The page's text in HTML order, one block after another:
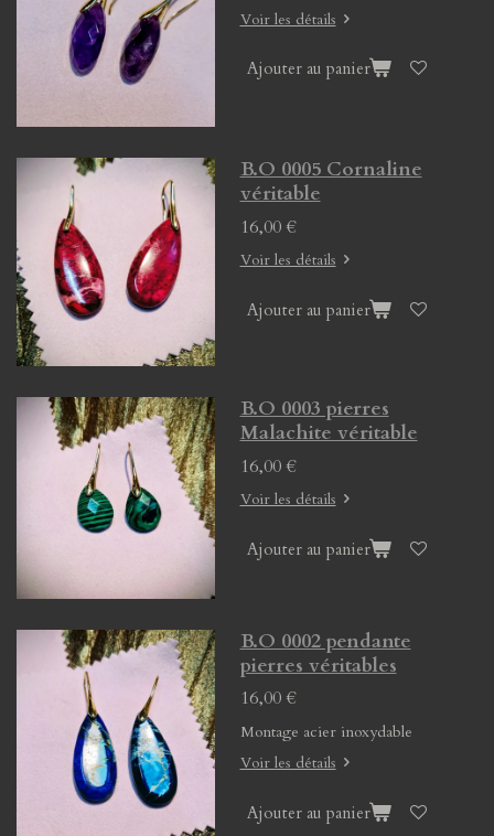
Voir les détails
Ajouter au panier
B.O 0005 Cornaline
véritable
16,00 €
Voir les détails
Ajouter au panier
B.O 0003 pierres
Malachite véritable
16,00 €
Voir les détails
Ajouter au panier
B.O 0002 pendante
pierres véritables
16,00 €
Montage acier inoxydable
Voir les détails
Ajouter au panier